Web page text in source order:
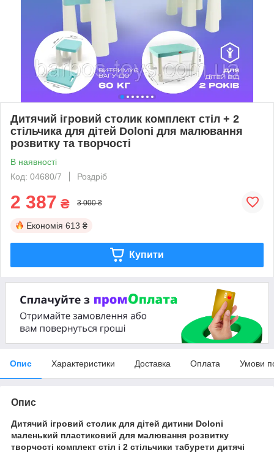
Дитячий ігровий столик комплект стіл + 2
стільчика для дітей Doloni для малювання
розвитку та творчості
В наявності
Код: 04680/7
Роздріб
2 387 ₴ 3 000 ₴
Економія 613 ₴
Купити
Опис Характеристики Доставка Оплата Умови
Опис
Дитячий ігровий столик для дітей дитини Doloni
маленький пластиковий для малювання розвитку
творчості комплект стіл і 2 стільчики табурети дитячі